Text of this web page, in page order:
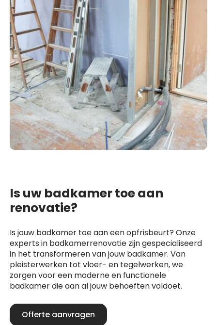
Is uw badkamer toe aan
renovatie?
Is jouw badkamer toe aan een opfrisbeurt? Onze
experts in badkamerrenovatie zijn gespecialiseerd
in het transformeren van jouw badkamer. Van
pleisterwerken tot vloer- en tegelwerken, we
zorgen voor een moderne en functionele
badkamer die aan al jouw behoeften voldoet.
Offerte aanvragen